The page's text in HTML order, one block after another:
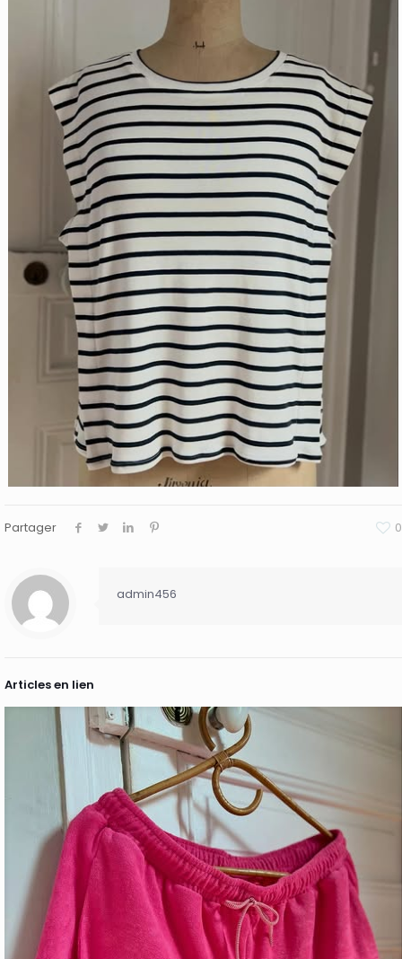
Partager 0
admin456
Articles en lien